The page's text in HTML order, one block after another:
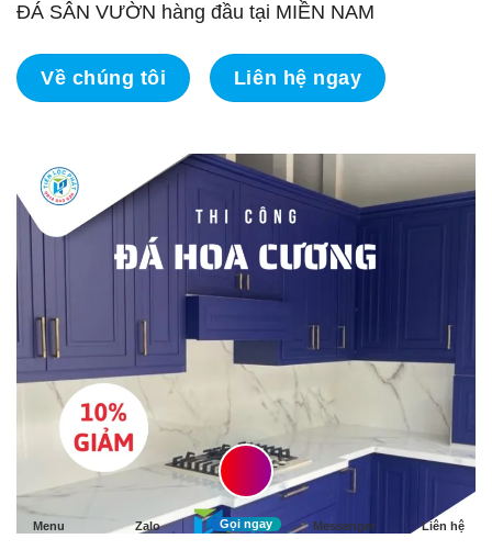
ĐÁ SÂN VƯỜN hàng đầu tại MIỀN NAM
Về chúng tôi Liên hệ ngay
Menu Zalo Gọi ngay Messenger Liên hệ